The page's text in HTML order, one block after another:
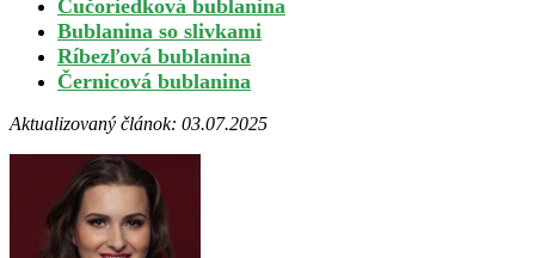
Čučoriedková bublanina
Bublanina so slivkami
Ríbezľová bublanina
Černicová bublanina
Aktualizovaný článok: 03.07.2025